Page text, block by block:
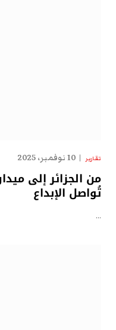
تقارير 10 نوفمبر، 2025
من الجزائر إلى
تُواصل الإبداع
…